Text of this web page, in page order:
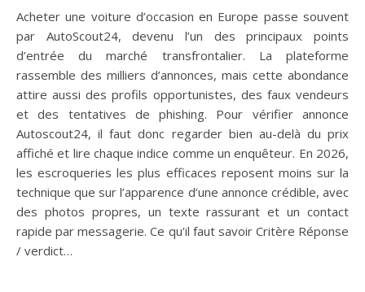
Acheter une voiture d’occasion en Europe passe souvent
par AutoScout24, devenu l’un des principaux points
d’entrée du marché transfrontalier. La plateforme
rassemble des milliers d’annonces, mais cette abondance
attire aussi des profils opportunistes, des faux vendeurs
et des tentatives de phishing. Pour vérifier annonce
Autoscout24, il faut donc regarder bien au-delà du prix
affiché et lire chaque indice comme un enquêteur. En 2026,
les escroqueries les plus efficaces reposent moins sur la
technique que sur l’apparence d’une annonce crédible, avec
des photos propres, un texte rassurant et un contact
rapide par messagerie. Ce qu'il faut savoir Critère Réponse
/ verdict…